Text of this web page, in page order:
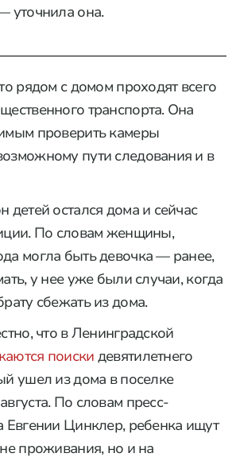
уточнила она.
рядом с домом проходят всего
транспорта. Она
проверить камеры
пути следования и в
детей остался дома и сейчас
По словам женщины,
могла быть девочка — ранее,
у нее уже были случаи, когда
сбежать из дома.
что в Ленинградской
поиски девятилетнего
ушел из дома в поселке
По словам пресс-
Евгении Цинклер, ребенка ищут
проживания, но и на